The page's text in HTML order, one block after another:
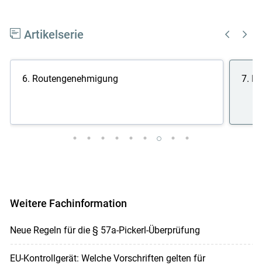
Artikelserie
6. Routengenehmigung 7.
Weitere Fachinformation
Neue Regeln für die § 57a-Pickerl-Überprüfung
EU-Kontrollgerät: Welche Vorschriften gelten für